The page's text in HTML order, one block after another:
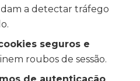
a detectar tráfego
seguros e
roubos de sessão.
de autenticação